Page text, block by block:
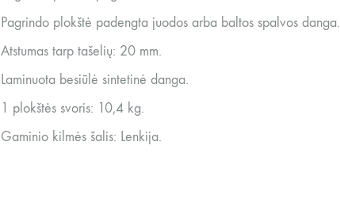
Pagrindo plokštė padengta juodos arba baltos spalvos danga.
Atstumas tarp tašelių: 20 mm.
Laminuota besiūlė sintetinė danga.
1 plokštės svoris: 10,4 kg.
Gaminio kilmės šalis: Lenkija.